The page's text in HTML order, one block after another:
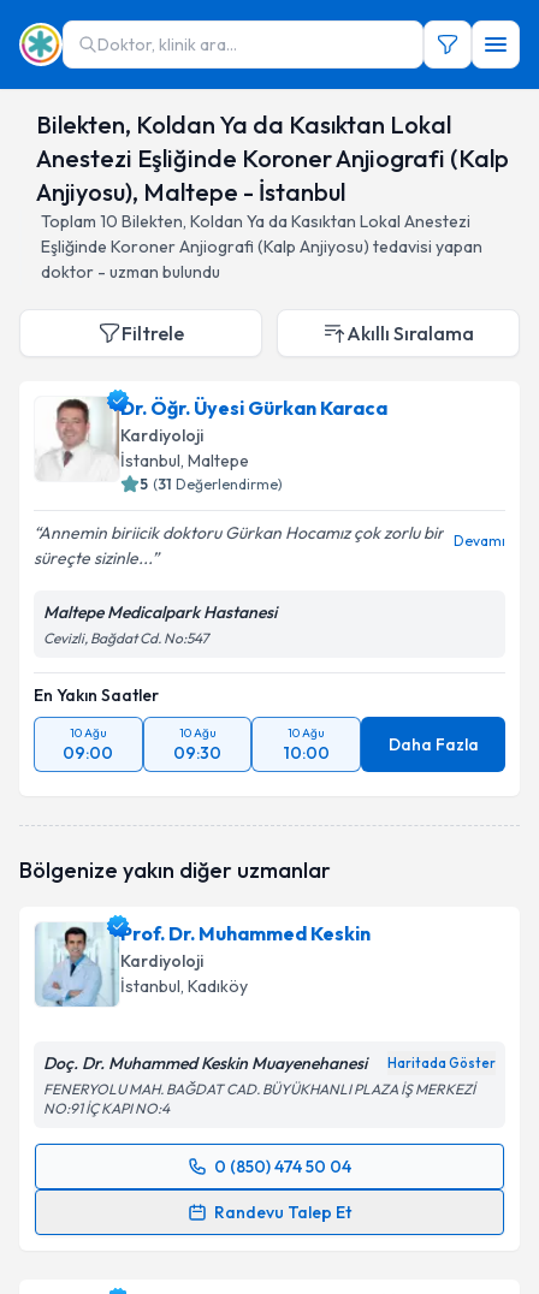
Doktor, klinik ara...
Bilekten, Koldan Ya da Kasıktan Lokal
Anestezi Eşliğinde Koroner Anjiografi (Kalp
Anjiyosu), Maltepe - İstanbul
Toplam 10 Bilekten, Koldan Ya da Kasıktan Lokal Anestezi
Eşliğinde Koroner Anjiografi (Kalp Anjiyosu) tedavisi yapan
doktor - uzman bulundu
Filtrele Akıllı Sıralama
Dr. Öğr. Üyesi Gürkan Karaca
Kardiyoloji
İstanbul, Maltepe
5 (31 Değerlendirme)
Annemin biriicik doktoru Gürkan Hocamız çok zorlu bir
süreçte sizinle...
Devamı
Maltepe Medicalpark Hastanesi
Cevizli, Bağdat Cd. No:547
En Yakın Saatler
10 Ağu
09:00
10 Ağu
09:30
10 Ağu
10:00 Daha Fazla
Bölgenize yakın diğer uzmanlar
Prof. Dr. Muhammed Keskin
Kardiyoloji
İstanbul, Kadıköy
Doç. Dr. Muhammed Keskin Muayenehanesi Haritada Göster
FENERYOLU MAH. BAĞDAT CAD. BÜYÜKHANLI PLAZA İŞ MERKEZİ
NO:91 İÇ KAPI NO:4
0 (850) 474 50 04
Randevu Talep Et
Randevu Takvimi Talebi